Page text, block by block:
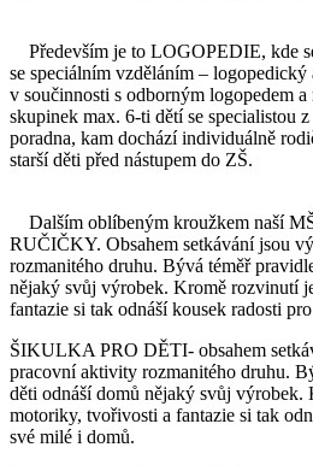
Především je to LOGOPEDIE, kde
se speciálním vzděláním –
v součinnosti s odborným logopedem
skupinek max. 6-ti dětí se specialistou
poradna, kam dochází individuálně
starší děti před nástupem do ZŠ.
Dalším oblíbeným kroužkem naší
RUČIČKY. Obsahem setkávání jsou
rozmanitého druhu. Bývá téměř
nějaký svůj výrobek. Kromě rozvinutí
fantazie si tak odnáší kousek radosti
ŠIKULKA PRO DĚTI- obsahem
pracovní aktivity rozmanitého druhu.
děti odnáší domů nějaký svůj výrobek.
motoriky, tvořivosti a fantazie si tak
své milé i domů.